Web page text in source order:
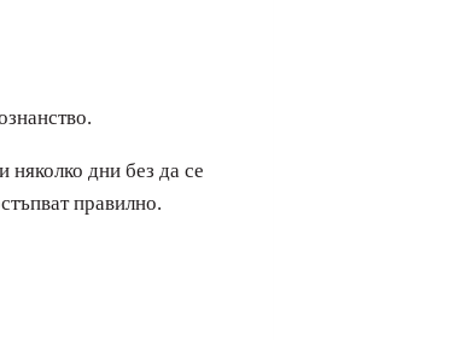
няколко дни без да се
правилно.